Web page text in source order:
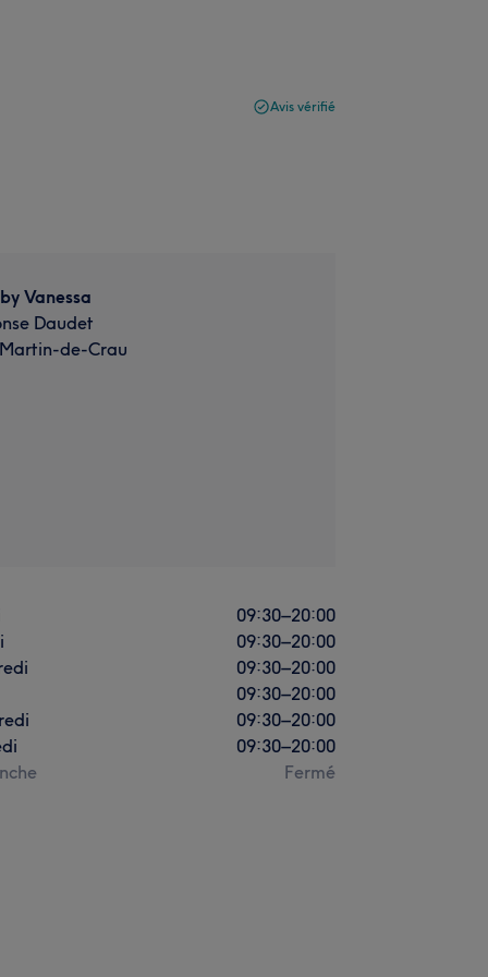
Avis vérifié
Vanessa
Daudet
de-Crau
09:30–20:00
09:30–20:00
09:30–20:00
09:30–20:00
09:30–20:00
09:30–20:00
Fermé